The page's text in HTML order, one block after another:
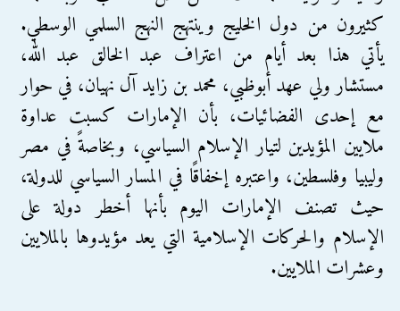
كثيرون من دول الخليج وينتهج النهج السلمي الوسطي.
يأتي هذا بعد أيام من اعتراف عبد الخالق عبد الله،
مستشار ولي عهد أبوظبي، محمد بن زايد آل نهيان، في حوار
مع إحدى الفضائيات، بأن الإمارات كسبت عداوة
ملايين المؤيدين لتيار الإسلام السياسي، وبخاصةً في مصر
وليبيا وفلسطين، واعتبره إخفاقًا في المسار السياسي للدولة،
حيث تصنف الإمارات اليوم بأنها أخطر دولة على
الإسلام والحركات الإسلامية التي يعد مؤيدوها بالملايين
وعشرات الملايين.